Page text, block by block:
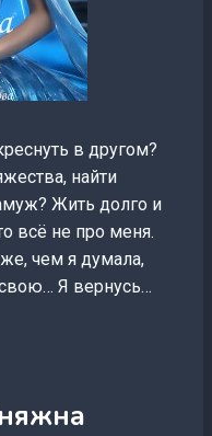
в другом?
найти
Жить долго и
всё не про меня.
чем я думала,
Я вернусь…